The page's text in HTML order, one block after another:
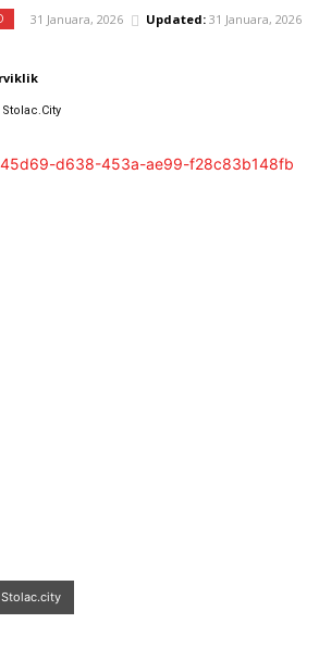
31 Januara, 2026 Updated: 31 Januara, 2026
Stolac.City